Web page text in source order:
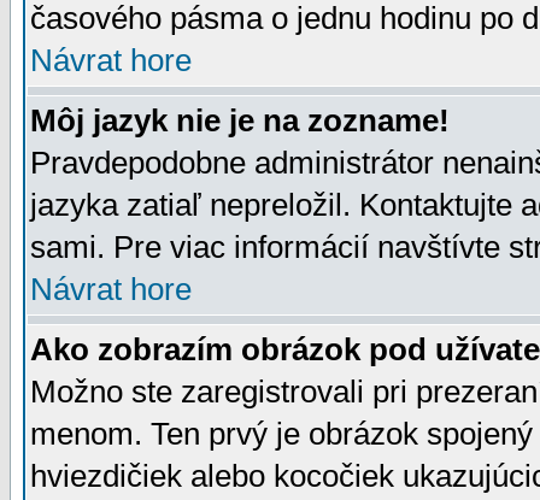
časového pásma o jednu hodinu po
Návrat hore
Môj jazyk nie je na zozname!
Pravdepodobne administrátor
jazyka zatiaľ nepreložil. Kontaktujte
sami. Pre viac informácií navštívte
Návrat hore
Ako zobrazím obrázok pod
Možno ste zaregistrovali pri
menom. Ten prvý je obrázok
hviezdičiek alebo kocočiek